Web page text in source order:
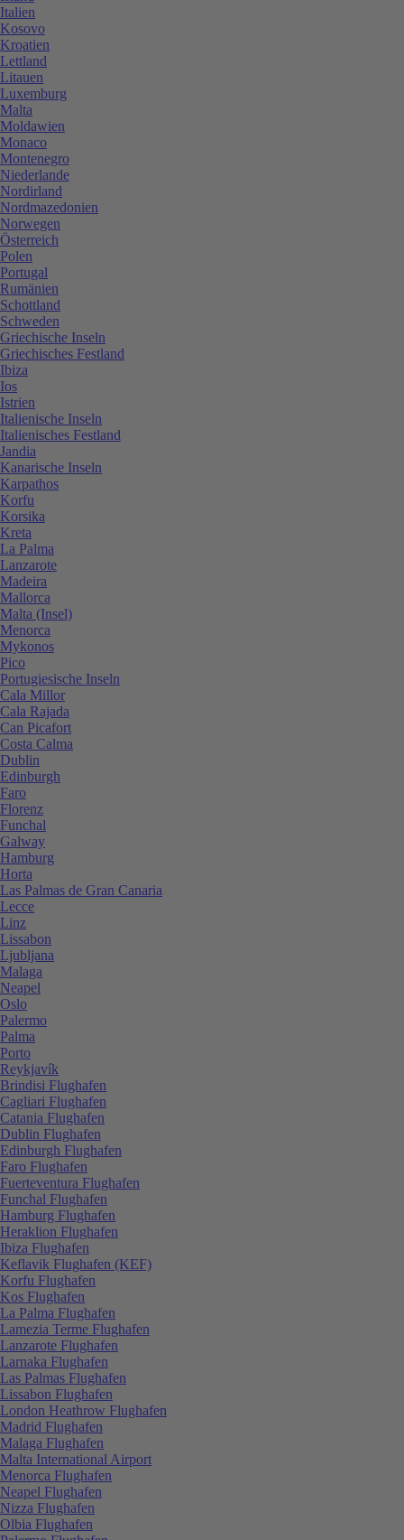
Italien
Kosovo
Kroatien
Lettland
Litauen
Luxemburg
Malta
Moldawien
Monaco
Montenegro
Niederlande
Nordirland
Nordmazedonien
Norwegen
Österreich
Polen
Portugal
Rumänien
Schottland
Schweden
Griechische Inseln
Griechisches Festland
Ibiza
Ios
Istrien
Italienische Inseln
Italienisches Festland
Jandia
Kanarische Inseln
Karpathos
Korfu
Korsika
Kreta
La Palma
Lanzarote
Madeira
Mallorca
Malta (Insel)
Menorca
Mykonos
Pico
Portugiesische Inseln
Cala Millor
Cala Rajada
Can Picafort
Costa Calma
Dublin
Edinburgh
Faro
Florenz
Funchal
Galway
Hamburg
Horta
Las Palmas de Gran Canaria
Lecce
Linz
Lissabon
Ljubljana
Malaga
Neapel
Oslo
Palermo
Palma
Porto
Reykjavík
Brindisi Flughafen
Cagliari Flughafen
Catania Flughafen
Dublin Flughafen
Edinburgh Flughafen
Faro Flughafen
Fuerteventura Flughafen
Funchal Flughafen
Hamburg Flughafen
Heraklion Flughafen
Ibiza Flughafen
Keflavik Flughafen (KEF)
Korfu Flughafen
Kos Flughafen
La Palma Flughafen
Lamezia Terme Flughafen
Lanzarote Flughafen
Larnaka Flughafen
Las Palmas Flughafen
Lissabon Flughafen
London Heathrow Flughafen
Madrid Flughafen
Malaga Flughafen
Malta International Airport
Menorca Flughafen
Neapel Flughafen
Nizza Flughafen
Olbia Flughafen